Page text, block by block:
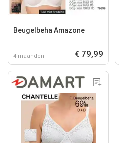
Beugelbeha Amazone
4 maanden € 79,99